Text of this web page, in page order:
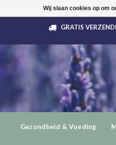
GRATIS
Gezondheid & Voeding
Wij slaan cookies op om